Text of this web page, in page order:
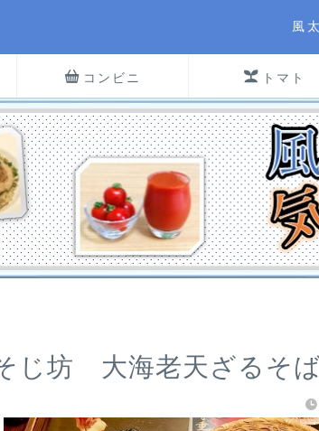
風
コンビニ トマト
じ坊 大海老天ざるそ